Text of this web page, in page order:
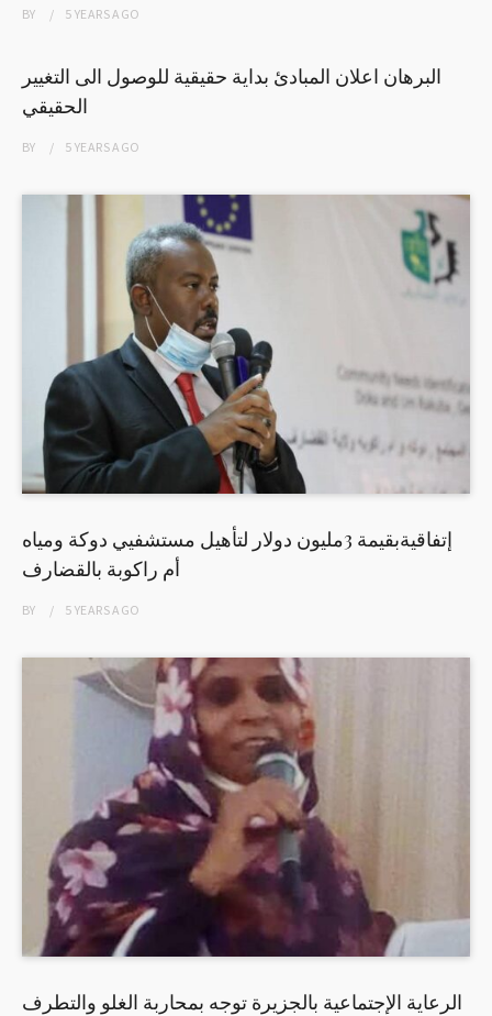
BY 5 YEARSAGO
البرهان اعلان المبادئ بداية حقيقية للوصول الى التغيير
الحقيقي
BY 5 YEARSAGO
إتفاقيةبقيمة 3مليون دولار لتأهيل مستشفيي دوكة ومياه
أم راكوبة بالقضارف
BY 5 YEARSAGO
الرعاية الإجتماعية بالجزيرة توجه بمحاربة الغلو والتطرف